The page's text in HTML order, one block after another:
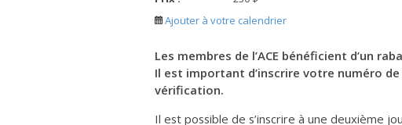
Ajouter à votre calendrier
Les membres de l’ACE bénéficient d’un
Il est important d’inscrire votre numéro de
vérification.
Il est possible de s’inscrire à une deuxième